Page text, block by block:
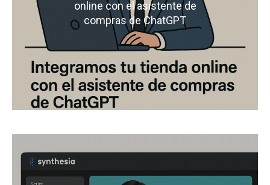
online con el asistente de
compras de ChatGPT